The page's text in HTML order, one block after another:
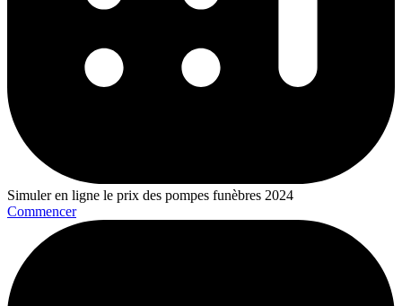
Simuler en ligne le prix des pompes funèbres 2024
Commencer